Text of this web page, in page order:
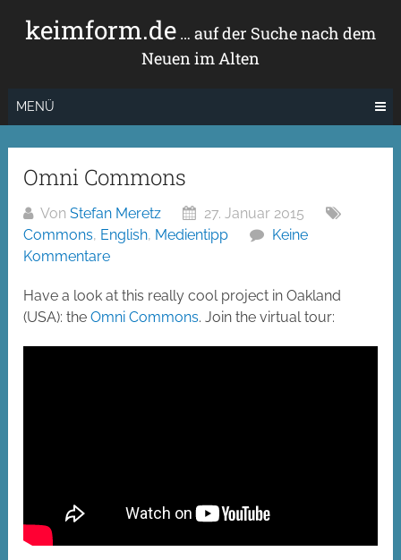
Inhaltkeimform.de… auf der Suche nach dem
Neuen im Alten
MENÜ
Omni Commons
VonStefan Meretz
27. Januar 2015
Commons, English, Medientipp
Keine
Kommentare
Have a look at this really cool project in Oakland
(USA): theOmni Commons. Join the virtual tour: